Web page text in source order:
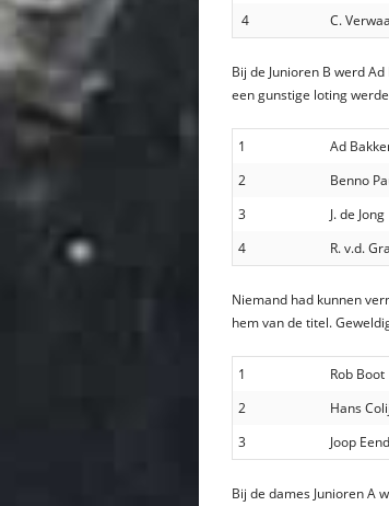
4
C.
Bij de Junioren B werd
een gunstige loting
1 Ad
2
Benno
3
J. de Jong
4
R. v.d.
Niemand had kunnen
hem van de titel.
1 Rob Boot
2
Hans
3
Joop
Bij de dames Junioren A